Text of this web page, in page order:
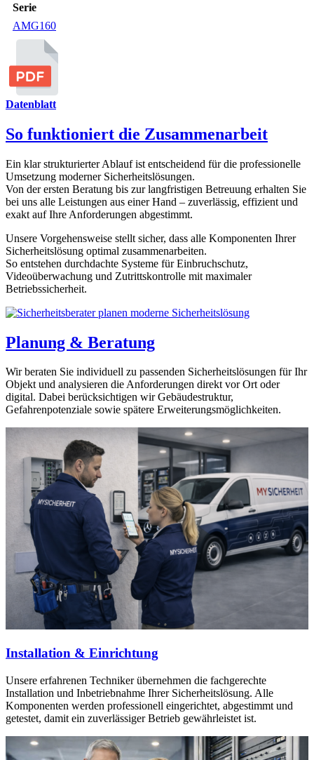
Serie
AMG160
Datenblatt
So funktioniert die Zusammenarbeit
Ein klar strukturierter Ablauf ist entscheidend für die professionelle
Umsetzung moderner Sicherheitslösungen.
Von der ersten Beratung bis zur langfristigen Betreuung erhalten Sie
bei uns alle Leistungen aus einer Hand – zuverlässig, effizient und
exakt auf Ihre Anforderungen abgestimmt.
Unsere Vorgehensweise stellt sicher, dass alle Komponenten Ihrer
Sicherheitslösung optimal zusammenarbeiten.
So entstehen durchdachte Systeme für Einbruchschutz,
Videoüberwachung und Zutrittskontrolle mit maximaler
Betriebssicherheit.
Planung & Beratung
Wir beraten Sie individuell zu passenden Sicherheitslösungen für Ihr
Objekt und analysieren die Anforderungen direkt vor Ort oder
digital. Dabei berücksichtigen wir Gebäudestruktur,
Gefahrenpotenziale sowie spätere Erweiterungsmöglichkeiten.
Installation & Einrichtung
Unsere erfahrenen Techniker übernehmen die fachgerechte
Installation und Inbetriebnahme Ihrer Sicherheitslösung. Alle
Komponenten werden professionell eingerichtet, abgestimmt und
getestet, damit ein zuverlässiger Betrieb gewährleistet ist.